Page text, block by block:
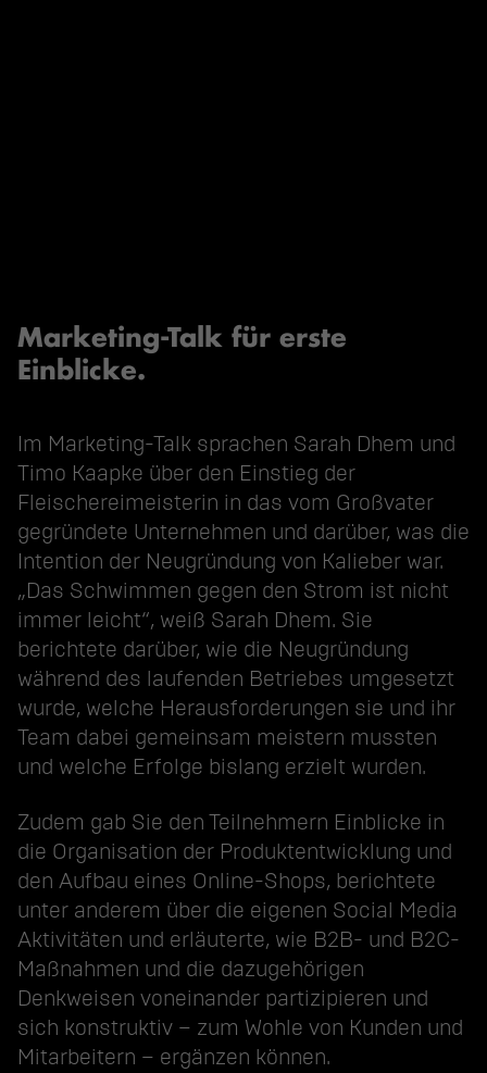
Marketing-Talk für erste
Einblicke.
Im Marketing-Talk sprachen Sarah Dhem und
Timo Kaapke über den Einstieg der
Fleischereimeisterin in das vom Großvater
gegründete Unternehmen und darüber, was die
Intention der Neugründung von Kalieber war.
„Das Schwimmen gegen den Strom ist nicht
immer leicht“, weiß Sarah Dhem. Sie
berichtete darüber, wie die Neugründung
während des laufenden Betriebes umgesetzt
wurde, welche Herausforderungen sie und ihr
Team dabei gemeinsam meistern mussten
und welche Erfolge bislang erzielt wurden.
Zudem gab Sie den Teilnehmern Einblicke in
die Organisation der Produktentwicklung und
den Aufbau eines Online-Shops, berichtete
unter anderem über die eigenen Social Media
Aktivitäten und erläuterte, wie B2B- und B2C-
Maßnahmen und die dazugehörigen
Denkweisen voneinander partizipieren und
sich konstruktiv – zum Wohle von Kunden und
Mitarbeitern – ergänzen können.